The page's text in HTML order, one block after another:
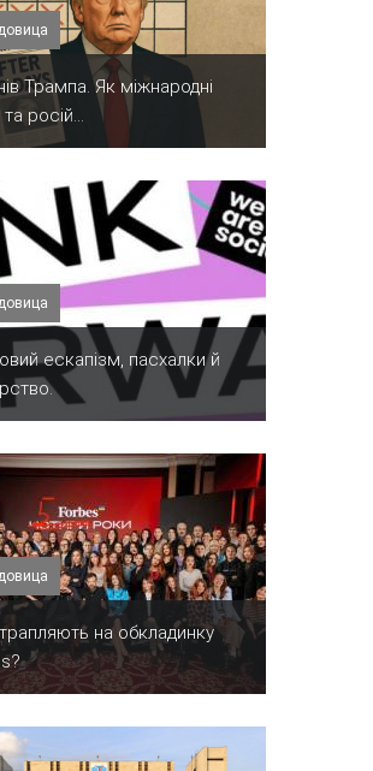
Трампа. Як міжнародні
росій...
ескапізм, пасхалки й
на обкладинку